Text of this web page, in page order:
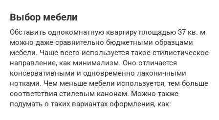
Выбор мебели
Обставить однокомнатную квартиру площадью 37 кв. м
можно даже сравнительно бюджетными образцами
мебели. Чаще всего используется такое стилистическое
направление, как минимализм. Оно отличается
консервативными и одновременно лаконичными
нотками. Чем меньше мебели используется, тем больше
соответствия стилевым канонам. Можно также
подумать о таких вариантах оформления, как: